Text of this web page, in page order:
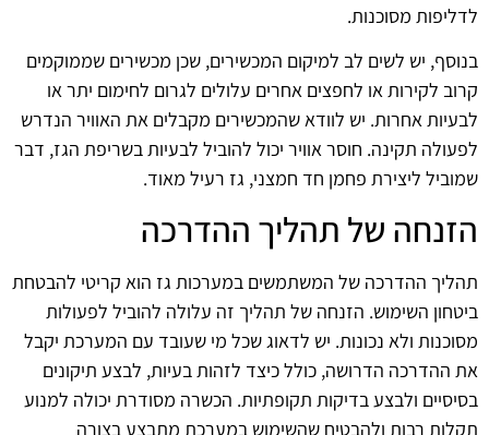
לדליפות מסוכנות.
בנוסף, יש לשים לב למיקום המכשירים, שכן מכשירים שממוקמים
קרוב לקירות או לחפצים אחרים עלולים לגרום לחימום יתר או
לבעיות אחרות. יש לוודא שהמכשירים מקבלים את האוויר הנדרש
לפעולה תקינה. חוסר אוויר יכול להוביל לבעיות בשריפת הגז, דבר
שמוביל ליצירת פחמן חד חמצני, גז רעיל מאוד.
הזנחה של תהליך ההדרכה
תהליך ההדרכה של המשתמשים במערכות גז הוא קריטי להבטחת
ביטחון השימוש. הזנחה של תהליך זה עלולה להוביל לפעולות
מסוכנות ולא נכונות. יש לדאוג שכל מי שעובד עם המערכת יקבל
את ההדרכה הדרושה, כולל כיצד לזהות בעיות, לבצע תיקונים
בסיסיים ולבצע בדיקות תקופתיות. הכשרה מסודרת יכולה למנוע
תקלות רבות ולהבטיח שהשימוש במערכת מתבצע בצורה